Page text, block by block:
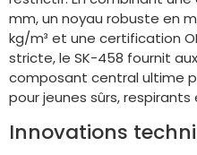
mm, un noyau robuste en
kg/m³ et une certification
stricte, le SK-458 fournit
composant central ultime
pour jeunes sûrs,
Innovations